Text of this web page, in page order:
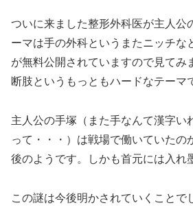
ついに来ました整形外科医が主人公
ーマは手の外科というまたニッチな
が無料公開されていますので見てみ
断肢というもっともハードなテーマ
主人公の手塚（また手なんて漢字い
って・・・）は戦場で働いていたの
後のようです。しかも首元には入れ
この謎は今後明かされていくことで